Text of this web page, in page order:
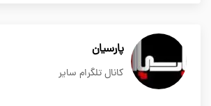
پارسیان
کانال تلگرام سایر